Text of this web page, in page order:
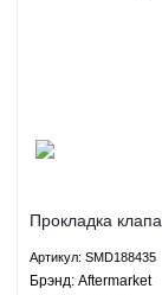
Прокладка
SMD188435
Артикул: SMD188435
Брэнд: Aftermarket